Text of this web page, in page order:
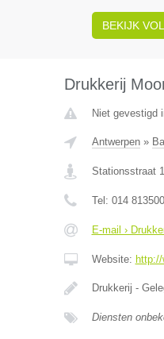
BEKIJK
Drukkerij
Niet gevestigd
Antwerpen»
Stationsstraat
Tel: 014 813500
E-mail ›
Website:
Drukkerij -
Diensten